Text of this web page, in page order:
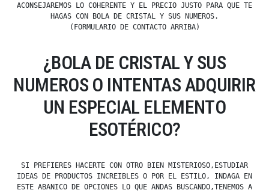
ACONSEJAREMOS LO COHERENTE Y EL PRECIO JUSTO PARA QUE TE
HAGAS CON BOLA DE CRISTAL Y SUS NUMEROS.
(FORMULARIO DE CONTACTO ARRIBA)
¿BOLA DE CRISTAL Y SUS
NUMEROS O INTENTAS ADQUIRIR
UN ESPECIAL ELEMENTO
ESOTÉRICO?
SI PREFIERES HACERTE CON OTRO BIEN MISTERIOSO,ESTUDIAR
IDEAS DE PRODUCTOS INCREIBLES O POR EL ESTILO, INDAGA EN
ESTE ABANICO DE OPCIONES LO QUE ANDAS BUSCANDO,TENEMOS A